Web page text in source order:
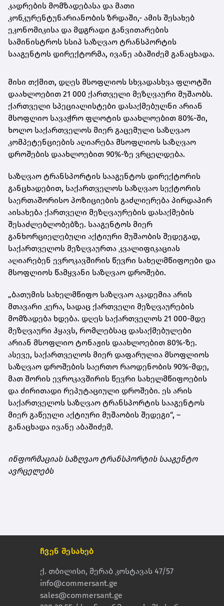
კადრების მომზადებასა და მათი
კონკურენტუნარიანობის ზრდაში,- ამის შესახებ
ეკონომიკისა და მდგრადი განვითარების
სამინისტროს სსიპ საზღვაო ტრანსპორტის
სააგენტოს დირექტორმა, ივანე აბაშიძემ განაცხადა.
მისი თქმით, დღეს მსოფლიოს სხვადასხვა ფლოტში
დაახლოებით 21 000 ქართველი მეზღვაური მუშაობს.
ქართველი სპეციალისტები დასაქმებულნი არიან
მსოფლიო სავაჭრო ფლოტის დაახლოებით 80%-ში,
ხოლო საქართველოს მიერ გაცემული საზღვაო
კომპეტენციების აღიარება მსოფლიოს საზღვაო
დროშების დაახლოებით 90%-ზე ვრცელდება.
საზღვაო ტრანსპორტის სააგენტოს დირექტორის
განცხადებით, საქართველოს საზღვაო სექტორის
საერთაშორისო პოზიციების გაძლიერება პირდაპირ
აისახება ქართველი მეზღვაურების დასაქმების
შესაძლებლობებზე. სააგენტოს მიერ
განხორციელებული აქტიური მუშაობის შედეგად,
საქართველოს მეზღვაურთა კვალიფიკაციას
აღიარებენ ევროკავშირის წევრი სახელმწიფოები და
მსოფლიოს წამყვანი საზღვაო დროშები.
„ბათუმის სახელმწიფო საზღვაო აკადემია არის
მთავარი კერა, სადაც ქართველი მეზღვაურების
მომზადება ხდება. დღეს საქართველოს 21 000-მდე
მეზღვაური ჰყავს, რომლებსაც დასაქმებულები
არიან მსოფლიო ტონაჟის დაახლოებით 80%-ზე.
ასევე, საქართველოს მიერ დაფარულია მსოფლიოს
საზღვაო დროშების საერთო რაოდენობის 90%-მდე,
მათ შორის ევროკავშირის წევრი სახელმწიფოების
და ძირითადი რეპუტაციული დროშები. ეს არის
საქართველოს საზღვაო ტრანსპორტის სააგენტოს
მიერ გაწეული აქტიური მუშაობის შედეგი“, –
განაცხადა ივანე აბაშიძემ.
ინფორმაციას საზღვაო ტრანსპორტის სააგენტო
ავრცელებს
ჩვენ შესახებ
ქ. თბილისი, მერაბ კოსტავას 47/57
info@commersant.ge
sales@commersant.ge